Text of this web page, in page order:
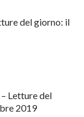
del giorno: il
Letture del
2019